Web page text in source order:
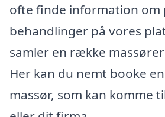
ofte finde information om
behandlinger på vores
samler en række
Her kan du nemt booke
massør, som kan komme